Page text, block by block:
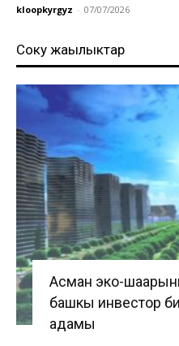
kloopkyrgyz - 07/07/2026
Соңку жаңылыктар
Асман эко-
башкы инвестор
адамы